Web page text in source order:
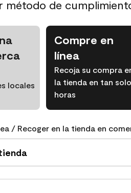
método de
locales
Compre en
línea
Recoja su compra
la tienda en tan
horas
/ Recoger en la tienda en